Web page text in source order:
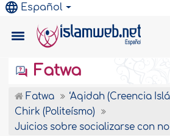
Español
Fatwa
Fatwa
‘Aqidah (Creencia
Chirk (Politeísmo)
Juicios sobre socializarse con